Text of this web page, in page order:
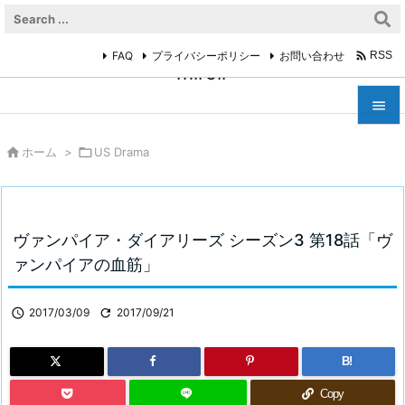
miroir




検索
FAQ プライバシーポリシー お問い合わせ  RSS
 ホーム > US Drama
ヴァンパイア・ダイアリーズ シーズン3 第18話「ヴ
ァンパイアの血筋」
 2017/03/09  2017/09/21
B!
Copy